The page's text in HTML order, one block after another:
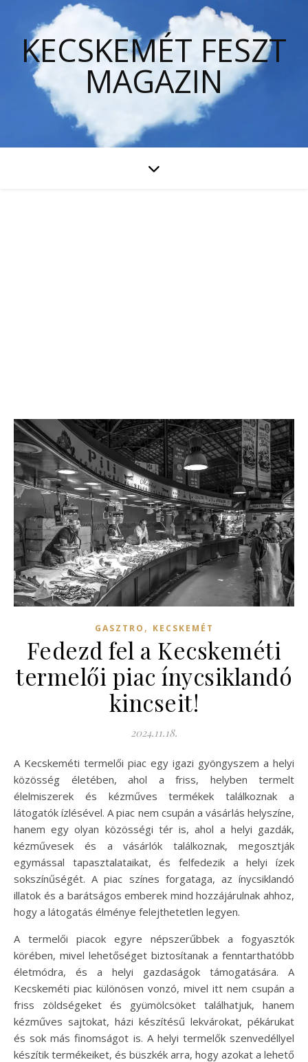
KECSKEMÉT FESZT
MAGAZIN
GASZTRO , KECSKEMÉT
Fedezd fel a Kecskeméti
termelői piac ínycsiklandó
kincseit!
2024.11.18.
A Kecskeméti termelői piac egy igazi gyöngyszem a helyi
közösség életében, ahol a friss, helyben termelt
élelmiszerek és kézműves termékek találkoznak a
látogatók ízlésével. A piac nem csupán a vásárlás helyszíne,
hanem egy olyan közösségi tér is, ahol a helyi gazdák,
kézművesek és a vásárlók találkoznak, megosztják
egymással tapasztalataikat, és felfedezik a helyi ízek
sokszínűségét. A piac színes forgataga, az ínycsiklandó
illatok és a barátságos emberek mind hozzájárulnak ahhoz,
hogy a látogatás élménye felejthetetlen legyen.
A termelői piacok egyre népszerűbbek a fogyasztók
körében, mivel lehetőséget biztosítanak a fenntarthatóbb
életmódra, és a helyi gazdaságok támogatására. A
Kecskeméti piac különösen vonzó, mivel itt nem csupán a
friss zöldségeket és gyümölcsöket találhatjuk, hanem
kézműves sajtokat, házi készítésű lekvárokat, pékárukat
és sok más finomságot is. A helyi termelők szenvedéllyel
készítik termékeiket, és büszkék arra, hogy azokat a lehető